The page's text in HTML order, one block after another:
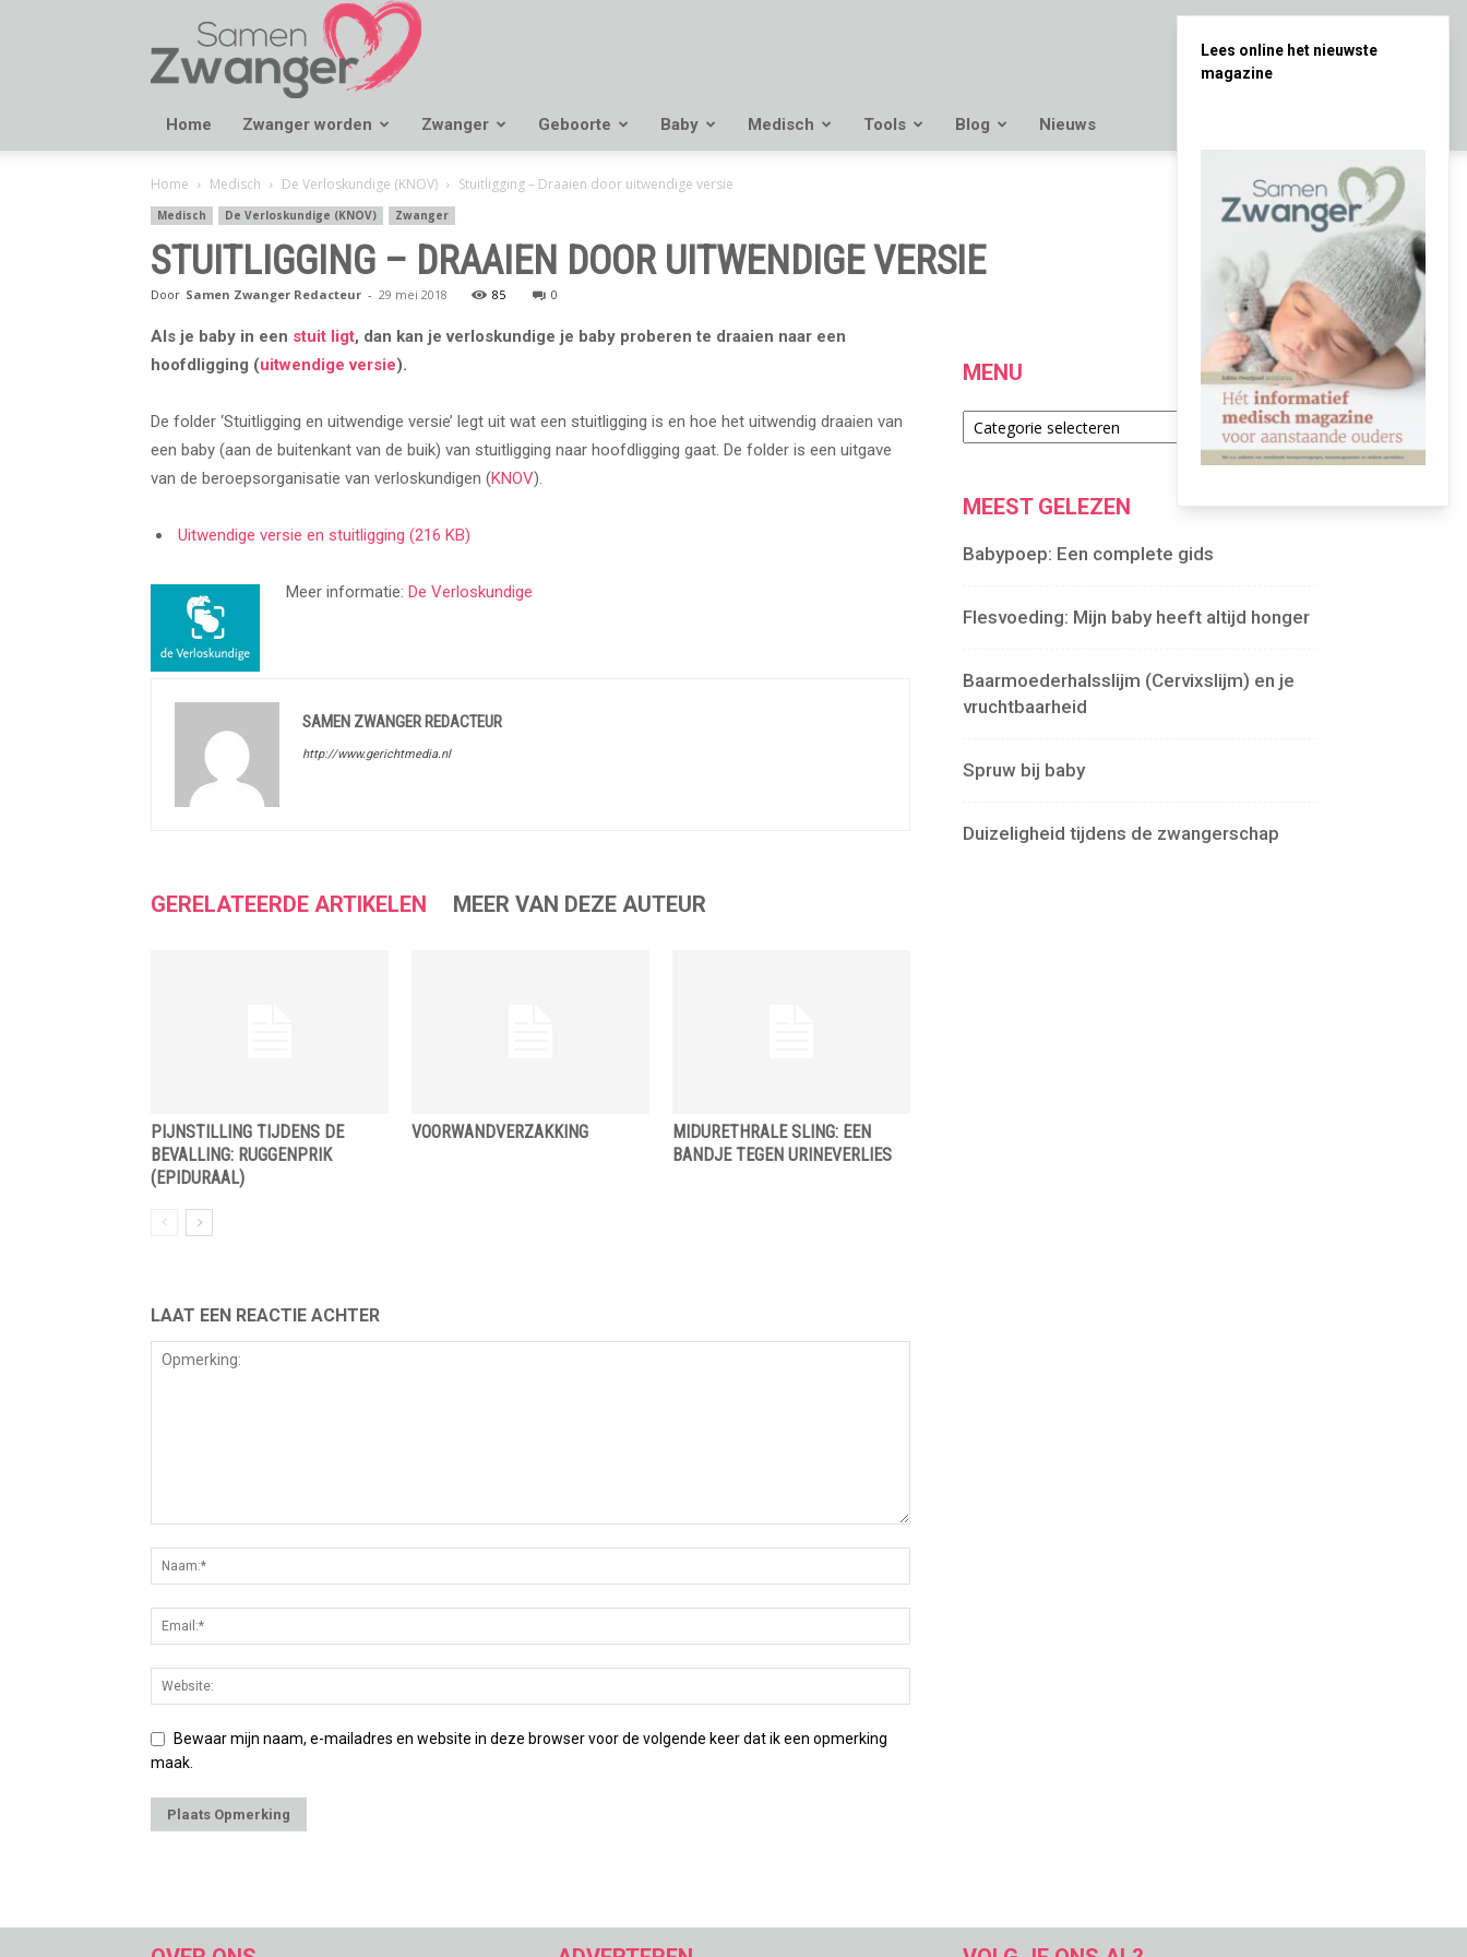
Samen
Zwanger
Home Zwanger worden Zwanger Geboorte Baby Medisch Tools Blog Nieuws
Home Medisch De Verloskundige (KNOV) Stuitligging – Draaien door uitwendige versie
Medisch De Verloskundige (KNOV) Zwanger
STUITLIGGING – DRAAIEN DOOR UITWENDIGE VERSIE
Door Samen Zwanger Redacteur - 29 mei 2018 85 0
Als je baby in een stuit ligt, dan kan je verloskundige je baby proberen te draaien naar een
hoofdligging (uitwendige versie).
De folder ‘Stuitligging en uitwendige versie’ legt uit wat een stuitligging is en hoe het uitwendig draaien van
een baby (aan de buitenkant van de buik) van stuitligging naar hoofdligging gaat. De folder is een uitgave
van de beroepsorganisatie van verloskundigen (KNOV).
Uitwendige versie en stuitligging (216 KB)
Meer informatie: De Verloskundige
SAMEN ZWANGER REDACTEUR
http://www.gerichtmedia.nl
GERELATEERDE ARTIKELEN MEER VAN DEZE AUTEUR
PIJNSTILLING TIJDENS DE
BEVALLING: RUGGENPRIK
(EPIDURAAL)
VOORWANDVERZAKKING
MIDURETHRALE SLING: EEN
BANDJE TEGEN URINEVERLIES
LAAT EEN REACTIE ACHTER
Bewaar mijn naam, e-mailadres en website in deze browser voor de volgende keer dat ik een opmerking
maak.
MENU
Menu
MEEST GELEZEN
Babypoep: Een complete gids
Flesvoeding: Mijn baby heeft altijd honger
Baarmoederhalsslijm (Cervixslijm) en je
vruchtbaarheid
Spruw bij baby
Duizeligheid tijdens de zwangerschap
Lees online het nieuwste
magazine